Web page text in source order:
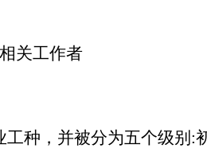
关工作者
种，并被分为五个级别